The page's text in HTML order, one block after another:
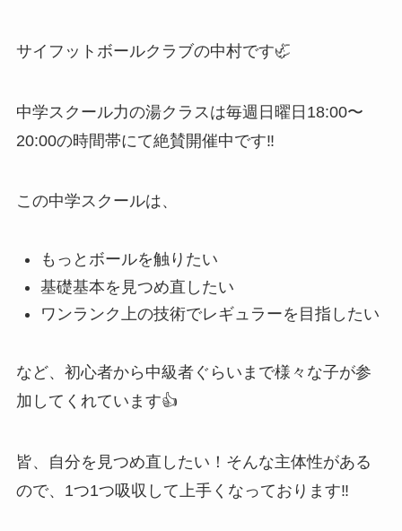
サイフットボールクラブの中村です🦏
中学スクール力の湯クラスは毎週日曜日18:00〜
20:00の時間帯にて絶賛開催中です‼️
この中学スクールは、
もっとボールを触りたい
基礎基本を見つめ直したい
ワンランク上の技術でレギュラーを目指したい
など、初心者から中級者ぐらいまで様々な子が参
加してくれています👍
皆、自分を見つめ直したい！そんな主体性がある
ので、1つ1つ吸収して上手くなっております‼️